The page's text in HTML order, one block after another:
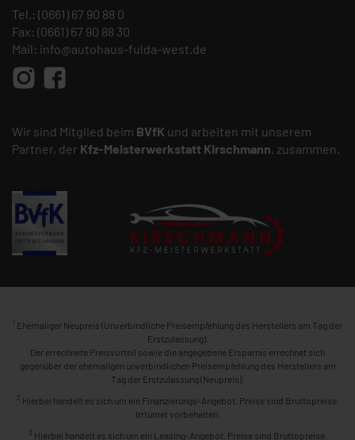
Tel.: (0661) 67 90 88 0
Fax: (0661) 67 90 88 30
Mail: info@autohaus-fulda-west.de
Wir sind Mitglied beim BVfK und arbeiten mit unserem
Partner, der Kfz-Meisterwerkstatt Kirschmann, zusammen.
1 Ehemaliger Neupreis (Unverbindliche Preisempfehlung des Herstellers am Tag der
Erstzulassung).
Der errechnete Preisvorteil sowie die angegebene Ersparnis errechnet sich
gegenüber der ehemaligen unverbindlichen Preisempfehlung des Herstellers am
Tag der Erstzulassung (Neupreis).
2 Hierbei handelt es sich um ein Finanzierungs-Angebot. Preise sind Bruttopreise.
Irrtümer vorbehalten.
3 Hierbei handelt es sich um ein Leasing-Angebot. Preise sind Bruttopreise.